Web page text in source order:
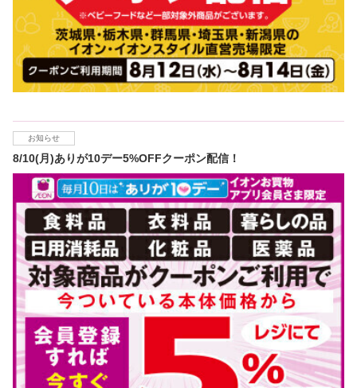
お知らせ
8/10(月)ありが10デー5%OFFクーポン配信！